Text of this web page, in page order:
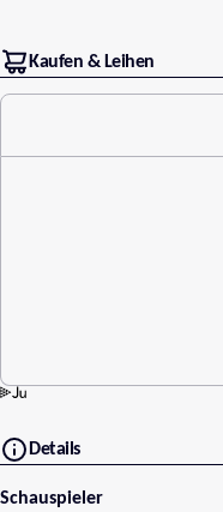
Kaufen & Leihen
Details
Schauspieler